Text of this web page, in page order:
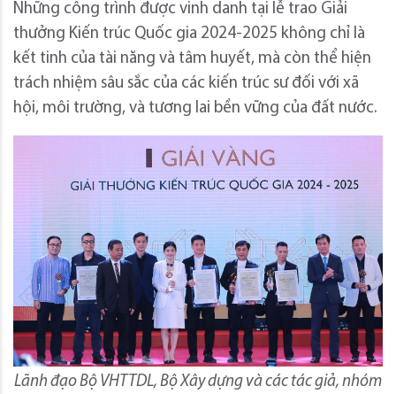
Những công trình được vinh danh tại lễ trao Giải
thưởng Kiến trúc Quốc gia 2024-2025 không chỉ là
kết tinh của tài năng và tâm huyết, mà còn thể hiện
trách nhiệm sâu sắc của các kiến trúc sư đối với xã
hội, môi trường, và tương lai bền vững của đất nước.
Lãnh đạo Bộ VHTTDL, Bộ Xây dựng và các tác giả, nhóm